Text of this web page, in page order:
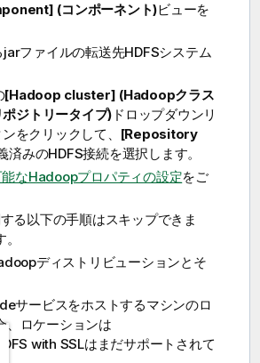
(コンポーネント)ビューを
ファイルの転送先HDFSシステム
[Hadoop cluster] (Hadoopクラス
ジトリータイプ) ドロップダウンリ
をクリックして、 [Repository
みのHDFS接続を選択します。
なHadoopプロパティの設定をご
る以下の手順はスキップできま
ディストリビューションとそ
サービスをホストするマシンのロ
、ロケーションは
with SSLはまだサポートされて